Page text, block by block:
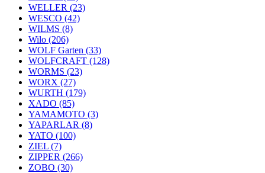
WELLER (23)
WESCO (42)
WILMS (8)
Wilo (206)
WOLF Garten (33)
WOLFCRAFT (128)
WORMS (23)
WORX (27)
WURTH (179)
XADO (85)
YAMAMOTO (3)
YAPARLAR (8)
YATO (100)
ZIEL (7)
ZIPPER (266)
ZOBO (30)